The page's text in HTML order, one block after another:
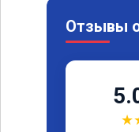
Отзывы о
★